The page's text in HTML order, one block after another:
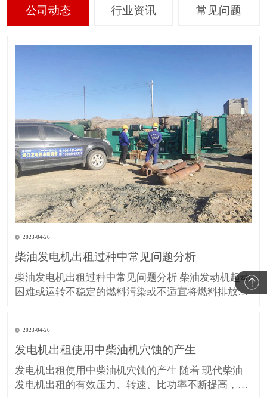
公司动态 行业资讯 常见问题
2023-04-26
柴油发电机出租过种中常见问题分析
柴油发电机出租过种中常见问题分析 柴油发动机起动
困难或运转不稳定的燃料污染或不适宜将燃料排放和
嘴燃油管路装配或泵衰竭更换喷嘴总成或泵电子调速
器调整调整或更换坏或故障的总督已经除去部分负荷
负荷故障检查或更换
2023-04-26
发电机出租使用中柴油机穴蚀的产生
发电机出租使用中柴油机穴蚀的产生 随着 现代柴油
发电机出租的有效压力、转速、比功率不断提高，比